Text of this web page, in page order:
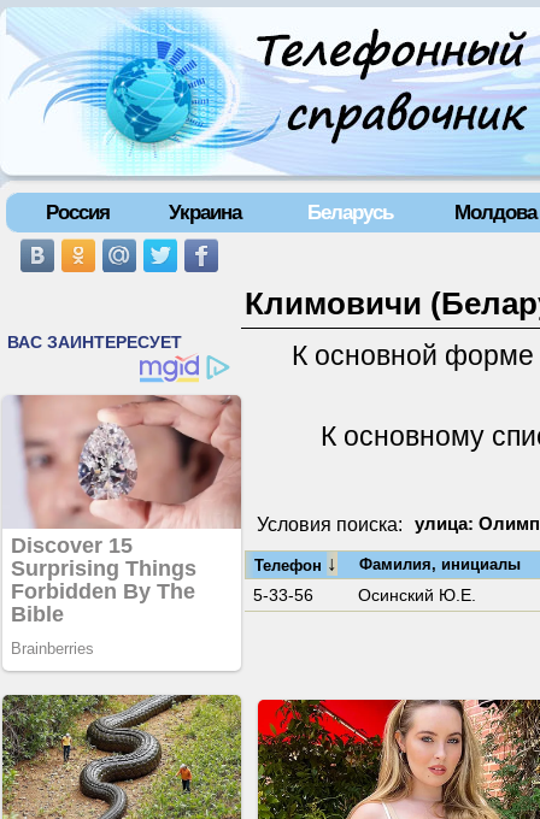
Россия Украина Беларусь Молдова
Климовичи
К основной форме
К основному
Условия поиска: улица:
Телефон ↓ Фамилия, инициалы
5-33-56 Осинский Ю.Е.